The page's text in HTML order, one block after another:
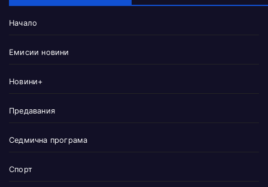
Начало
Емисии новини
Новини+
Предавания
Седмична програма
Спорт